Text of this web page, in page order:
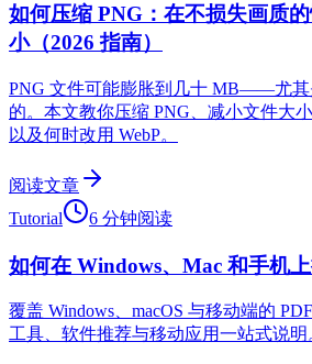
如何压缩 PNG：在不损失画质
小（2026 指南）
PNG 文件可能膨胀到几十 MB——尤其
的。本文教你压缩 PNG、减小文件大
以及何时改用 WebP。
阅读文章
Tutorial
6 分钟阅读
如何在 Windows、Mac 和手机
覆盖 Windows、macOS 与移动端的
工具、软件推荐与移动应用一站式说明